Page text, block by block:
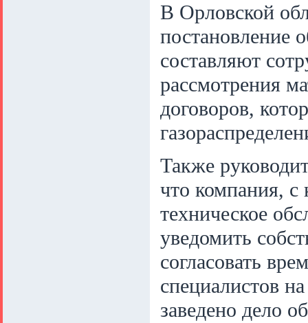
В Орловской
постановление
составляют
рассмотрения
договоров,
Также
что компания, с
техническое
уведомить
согласовать
специалистов
заведено дело